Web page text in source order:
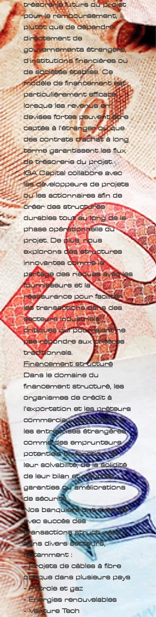
trésorerie futurs du projet
pour le remboursement,
plutôt que de dépendre
directement de
gouvernements étrangers,
d'institutions financières ou
de sociétés établies. Ce
modèle de financement est
particulièrement efficace
lorsque les revenus en
devises fortes peuvent être
captés à l'étranger ou que
des contrats d'achat à long
terme garantissent les flux
de trésorerie du projet.
IGA Capital collabore avec
les développeurs de projets
ou les actionnaires afin de
créer des structures
durables tout au long de la
phase opérationnelle du
projet. De plus, nous
explorons des structures
innovantes comme le
partage des risques avec les
fournisseurs et la
réassurance pour faciliter
les transactions dans des
secteurs industriels
critiques qui pourraient ne
pas répondre aux critères
traditionnels.
Financement structuré
Dans le domaine du
financement structuré, les
organismes de crédit à
l'exportation et les prêteurs
commerciaux considèrent
les entreprises étrangères
comme des emprunteurs
potentiels en fonction de
leur solvabilité, de la solidité
de leur bilan et d'autres
garanties ou améliorations
de sécurité.
Nos banquiers ont exécuté
avec succès des
transactions structurées
dans divers secteurs,
notamment :
- Projets de câbles à fibre
optique dans plusieurs pays
- Pétrole et gaz
- Énergies renouvelables
- Venture Tech